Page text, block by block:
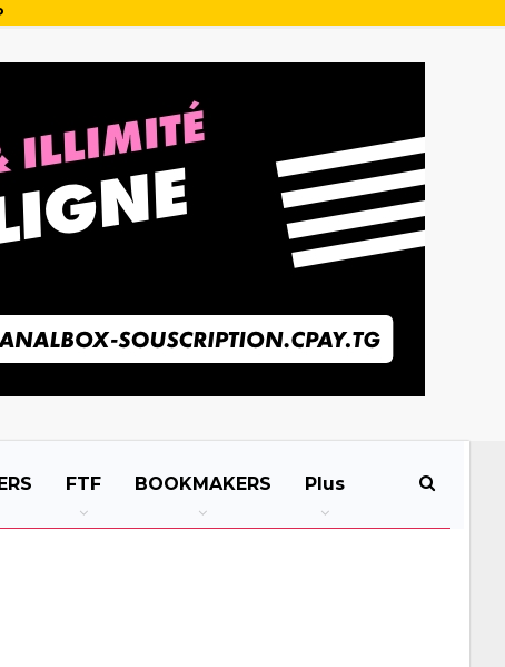
FTF BOOKMAKERS Plus